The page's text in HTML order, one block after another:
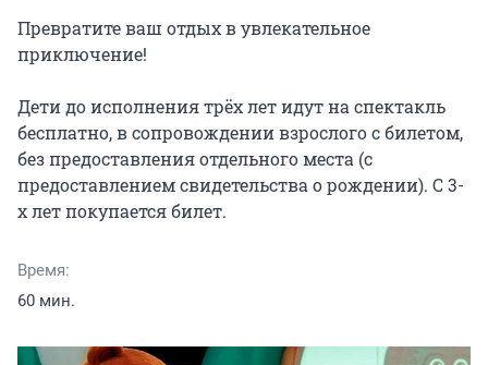
Превратите ваш отдых в увлекательное
приключение!
Дети до исполнения трёх лет идут на спектакль
бесплатно, в сопровождении взрослого с билетом,
без предоставления отдельного места (с
предоставлением свидетельства о рождении). С 3-
х лет покупается билет.
Время:
60 мин.